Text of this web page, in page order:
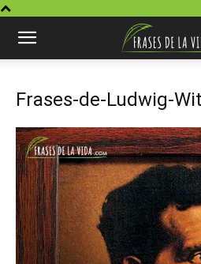
Frases-de-Ludwig-